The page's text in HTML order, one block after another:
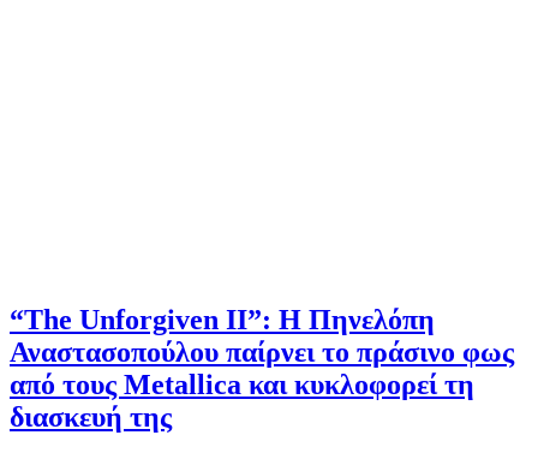
“The Unforgiven II”: Η Πηνελόπη
Αναστασοπούλου παίρνει το πράσινο φως
από τους Metallica και κυκλοφορεί τη
διασκευή της